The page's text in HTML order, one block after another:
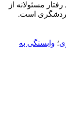
مسئولانه از
است.
؛ وابستگی به